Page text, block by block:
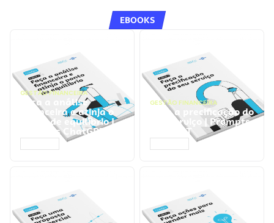
EBOOKS
GESTÃO FINANCEIRA
Faça a análise
financeira e atinja o
ponto de equilíbrio |
Prompts ChatGPT
GESTÃO FINANCEIRA
Faça a precificação do
seu serviço | Prompts
ChatGPT